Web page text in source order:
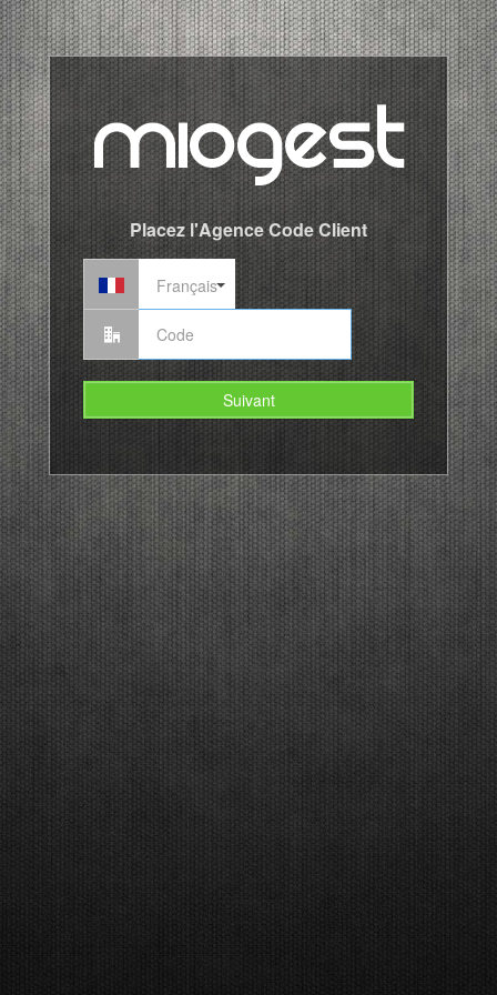
Placez l'Agence Code Client
Français
Suivant